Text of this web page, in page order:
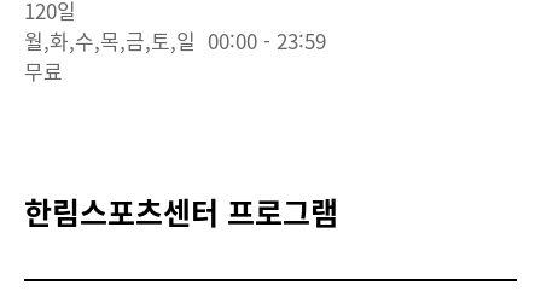
120일
월,화,수,목,금,토,일 00:00 - 23:59
무료
한림스포츠센터 프로그램